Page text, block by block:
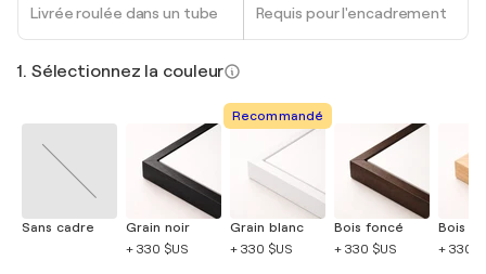
Livrée roulée dans un tube
Requis pour l'encadrement
1. Sélectionnez la couleur
Sans cadre
Grain noir
+ 330 $US
Recommandé
Grain blanc
+ 330 $US
Bois foncé
+ 330 $US
Bois
+ 330